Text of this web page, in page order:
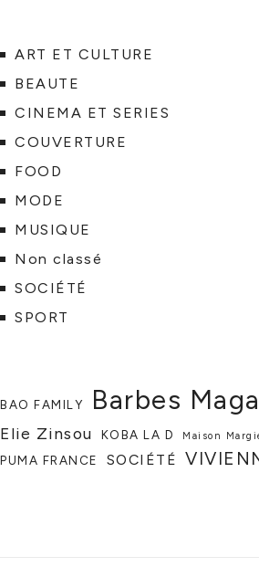
ART ET CULTURE
BEAUTE
CINEMA ET SERIES
COUVERTURE
FOOD
MODE
MUSIQUE
Non classé
SOCIÉTÉ
SPORT
BAO FAMILY Barbes
Elie Zinsou KOBA LA D Maison
PUMA FRANCE SOCIÉTÉ